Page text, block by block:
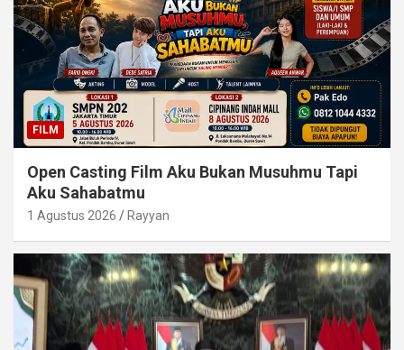
FILM
Open Casting Film Aku Bukan Musuhmu Tapi
Aku Sahabatmu
1 Agustus 2026 Rayyan